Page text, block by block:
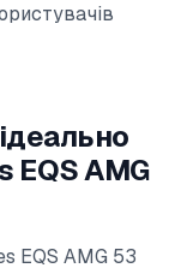
EQS AMG
EQS AMG 53